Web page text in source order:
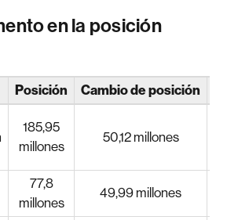
en la posición
Posición Cambio de posición
185,95
millones
50,12 millones
77,8
millones
49,99 millones